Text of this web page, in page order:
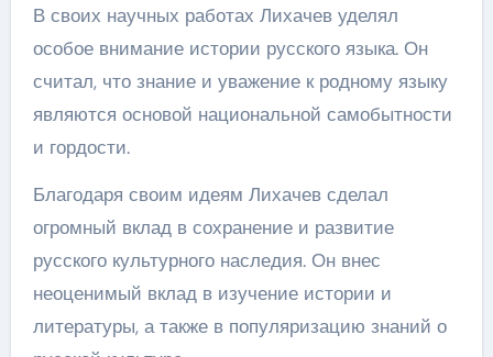
В своих научных работах Лихачев уделял
особое внимание истории русского языка. Он
считал, что знание и уважение к родному языку
являются основой национальной самобытности
и гордости.
Благодаря своим идеям Лихачев сделал
огромный вклад в сохранение и развитие
русского культурного наследия. Он внес
неоценимый вклад в изучение истории и
литературы, а также в популяризацию знаний о